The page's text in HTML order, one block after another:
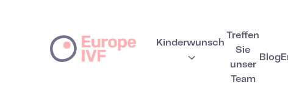
Kinderwunsch
Treffen
Sie
unser
Team
Blog